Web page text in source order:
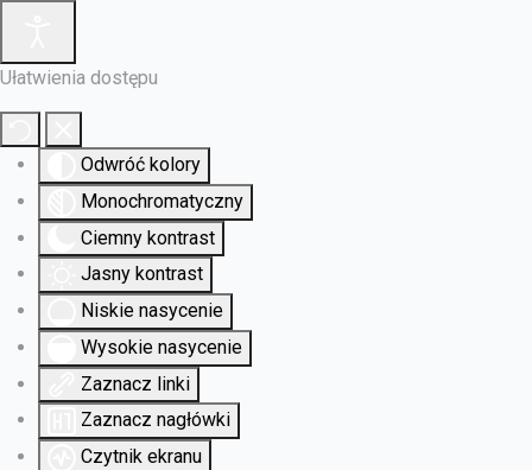
Ułatwienia dostępu
Odwróć kolory
Monochromatyczny
Ciemny kontrast
Jasny kontrast
Niskie nasycenie
Wysokie nasycenie
Zaznacz linki
Zaznacz nagłówki
Czytnik ekranu